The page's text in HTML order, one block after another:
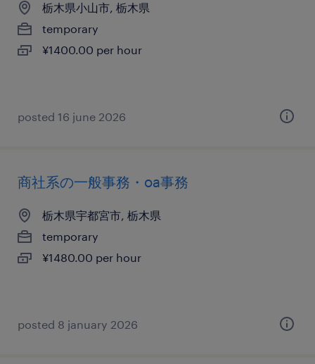
栃木県小山市, 栃木県
temporary
¥1400.00 per hour
posted 16 june 2026
商社系の一般事務・oa事務
栃木県宇都宮市, 栃木県
temporary
¥1480.00 per hour
posted 8 january 2026